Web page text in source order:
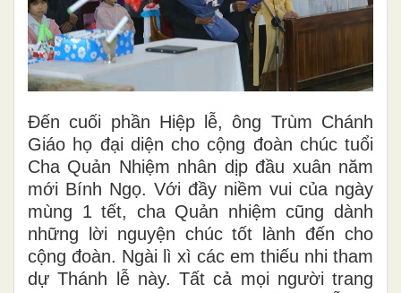
Đến cuối phần Hiệp lễ, ông Trùm Chánh
Giáo họ đại diện cho cộng đoàn chúc tuổi
Cha Quản Nhiệm nhân dịp đầu xuân năm
mới Bính Ngọ. Với đầy niềm vui của ngày
mùng 1 tết, cha Quản nhiệm cũng dành
những lời nguyện chúc tốt lành đến cho
cộng đoàn. Ngài lì xì các em thiếu nhi tham
dự Thánh lễ này. Tất cả mọi người trang